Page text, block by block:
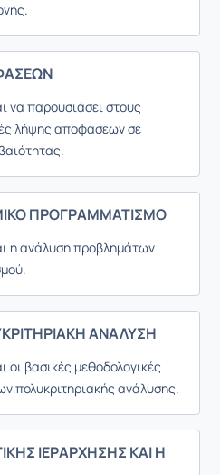
να παρουσιάσει στους
λήψης αποφάσεων σε
ΠΡΟΓΡΑΜΜΑΤΙΣΜΟ
η ανάλυση προβλημάτων
ΑΝΑΛΥΣΗ
οι βασικές μεθοδολογικές
πολυκριτηριακής ανάλυσης.
ΙΕΡΑΡΧΗΣΗΣ ΚΑΙ Η